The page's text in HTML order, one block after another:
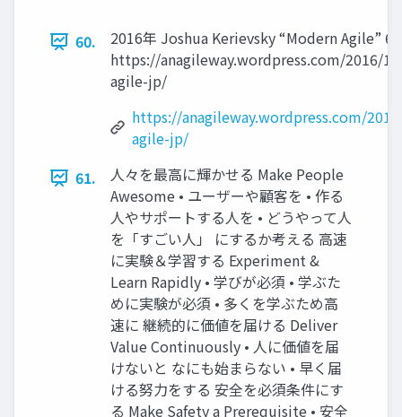
60.
2016年 Joshua Kerievsky “Modern Agile” 61
https://anagileway.wordpress.com/2016/
agile-jp/
https://anagileway.wordpress.com/
agile-jp/
61.
人々を最高に輝かせる Make People
Awesome • ユーザーや顧客を • 作る
人やサポートする人を • どうやって人
を「すごい人」 にするか考える 高速
に実験＆学習する Experiment &
Learn Rapidly • 学びが必須 • 学ぶた
めに実験が必須 • 多くを学ぶため高
速に 継続的に価値を届ける Deliver
Value Continuously • 人に価値を届
けないと なにも始まらない • 早く届
ける努力をする 安全を必須条件にす
る Make Safety a Prerequisite • 安全